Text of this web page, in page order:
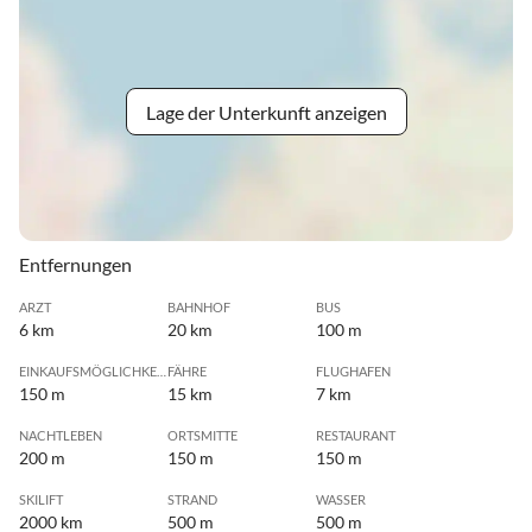
Lage der Unterkunft anzeigen
Entfernungen
ARZT
6 km
BAHNHOF
20 km
BUS
100 m
150 m
FÄHRE
15 km
FLUGHAFEN
7 km
NACHTLEBEN
200 m
ORTSMITTE
150 m
RESTAURANT
150 m
SKILIFT
2000 km
STRAND
500 m
WASSER
500 m